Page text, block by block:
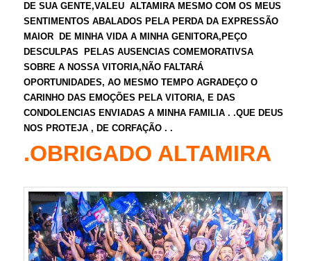
DE SUA GENTE,VALEU ALTAMIRA MESMO COM OS MEUS
SENTIMENTOS ABALADOS PELA PERDA DA EXPRESSÃO
MAIOR DE MINHA VIDA A MINHA GENITORA,PEÇO
DESCULPAS PELAS AUSENCIAS COMEMORATIVSA
SOBRE A NOSSA VITORIA,NÃO FALTARÁ
OPORTUNIDADES, AO MESMO TEMPO AGRADEÇO O
CARINHO DAS EMOÇÕES PELA VITORIA, E DAS
CONDOLENCIAS ENVIADAS A MINHA FAMILIA . .QUE DEUS
NOS PROTEJA , DE CORFAÇÃO . .
.OBRIGADO ALTAMIRA